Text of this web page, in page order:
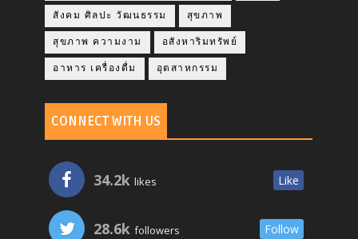
สังคม ศิลปะ วัฒนธรรม สุขภาพ
สุขภาพ ความงาม อสังหาริมทรัพย์
อาหาร เครื่องดื่ม อุตสาหกรรม
CONNECT WITH US
34.2k likes Like
28.6k followers Follow